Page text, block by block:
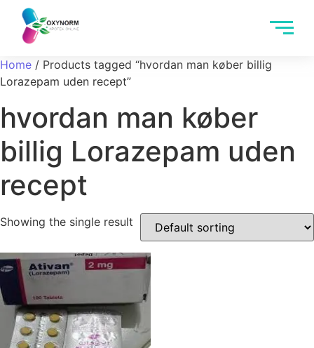
Home / Products tagged “hvordan man køber billig
Lorazepam uden recept”
hvordan man køber
billig Lorazepam uden
recept
Showing the single result